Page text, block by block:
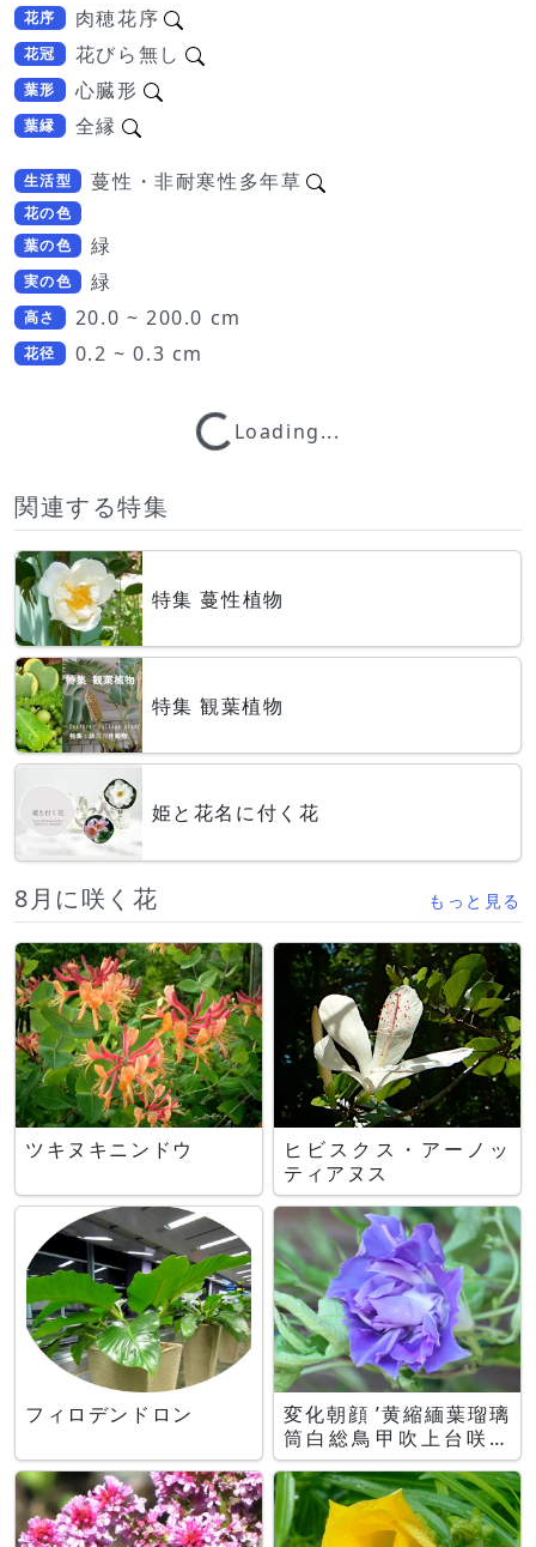
花序 肉穂花序
花冠 花びら無し
葉形 心臓形
葉縁 全縁
生活型 蔓性・非耐寒性多年草
花の色
葉の色
緑
実の色 緑
高さ 20.0 ~ 200.0 cm
花径 0.2 ~ 0.3 cmLoading... Loading...
関連する特集
特集 蔓性植物
特集 観葉植物
姫と花名に付く花
8月に咲く花 もっと見る
ツキヌキニンドウ
ヒビスクス・アーノッ
ティアヌス
フィロデンドロン
変化朝顔 ’黄縮緬葉瑠璃
筒白総鳥甲吹上台咲牡
丹’